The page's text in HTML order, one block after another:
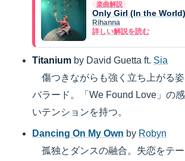
楽曲解説
Only Girl (In the World)
Rihanna
詳しい解説を読む
Titanium by David Guetta ft. Sia
傷つきながらも強く立ち上がる
バラード。「We Found Love」の
いテンションを持つ。
Dancing On My Own by Robyn
孤独とダンスの融合。失恋をテ